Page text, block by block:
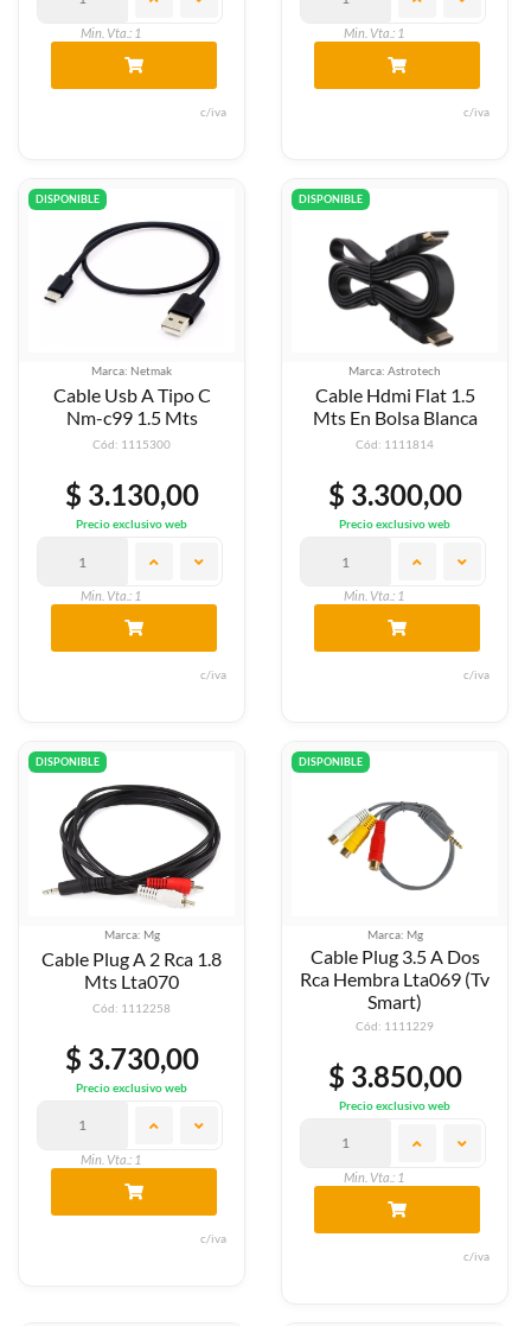
Min. Vta.: 1
c/iva
Min. Vta.: 1
c/iva
DISPONIBLE
Marca: Netmak
Cable Usb A Tipo C
Nm-c99 1.5 Mts
Cód: 1115300
$ 3.130,00
Precio exclusivo web
Min. Vta.: 1
c/iva
DISPONIBLE
Marca: Astrotech
Cable Hdmi Flat 1.5
Mts En Bolsa Blanca
Cód: 1111814
$ 3.300,00
Precio exclusivo web
Min. Vta.: 1
c/iva
DISPONIBLE
Marca: Mg
Cable Plug A 2 Rca 1.8
Mts Lta070
Cód: 1112258
$ 3.730,00
Precio exclusivo web
Min. Vta.: 1
c/iva
DISPONIBLE
Marca: Mg
Cable Plug 3.5 A Dos
Rca Hembra Lta069 (Tv
Smart)
Cód: 1111229
$ 3.850,00
Precio exclusivo web
Min. Vta.: 1
c/iva